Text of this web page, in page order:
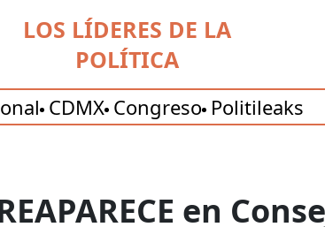
LOS LÍDERES DE LA
POLÍTICA
CDMX Congreso Politileaks
en